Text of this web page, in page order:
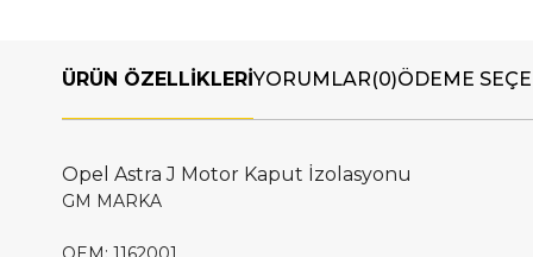
ÜRÜN ÖZELLIKLERIYORUMLAR(0)ÖDEME
Opel Astra J Motor Kaput İzolasyonu
GM MARKA